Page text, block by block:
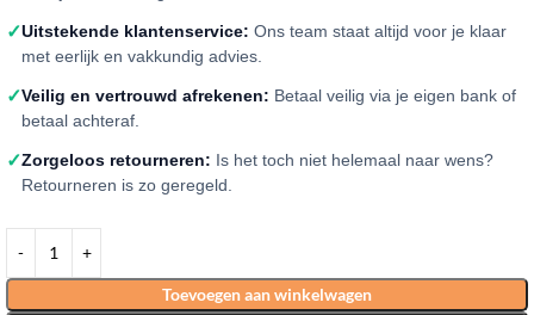
✓Uitstekende klantenservice: Ons team staat altijd voor je klaar
met eerlijk en vakkundig advies.
✓Veilig en vertrouwd afrekenen: Betaal veilig via je eigen bank of
betaal achteraf.
✓Zorgeloos retourneren: Is het toch niet helemaal naar wens?
Retourneren is zo geregeld.
Toevoegen aan winkelwagen